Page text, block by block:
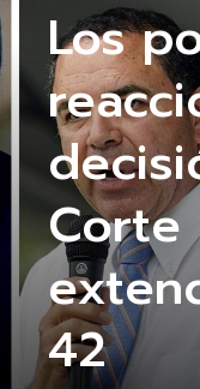
Los
Corte
42